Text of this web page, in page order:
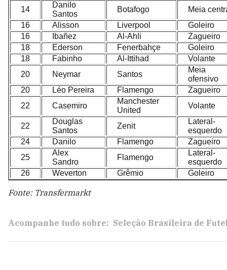
14
Danilo
Santos
Botafogo
Meia
16
Alisson Liverpool
Goleiro
16
Ibañez Al-Ahli
Zagueiro
18
Ederson Fenerbahçe
Goleiro
18
Fabinho Al-Ittihad
Volante
20
Neymar Santos
Meia
ofensivo
20
Léo Pereira Flamengo
Zagueiro
22
Casemiro
Manchester
United
Volante
22
Douglas
Santos
Zenit
Lateral-
esquerdo
24
Danilo Flamengo
Zagueiro
25
Alex
Sandro
Flamengo
Lateral-
esquerdo
26
Weverton Grêmio Goleiro
Fonte: Transfermarkt
Acompanhe tudo sobre: Seleção Brasileira de